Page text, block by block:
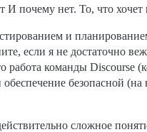
И почему нет. То, что
и
если я не достаточно
работа команды Discourse
безопасной
сложное